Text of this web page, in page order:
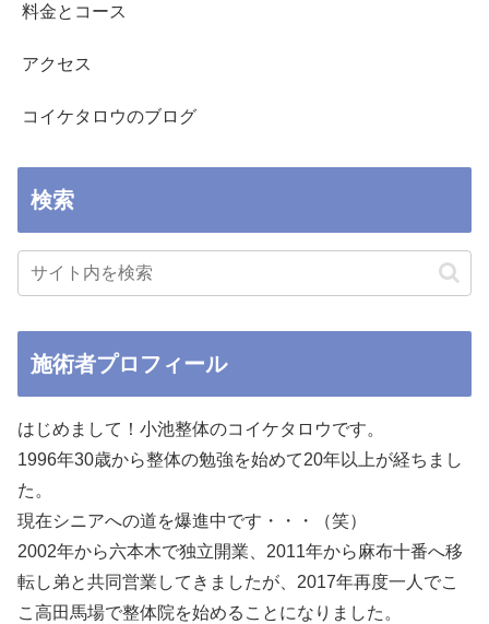
料金とコース
アクセス
コイケタロウのブログ
検索
施術者プロフィール
はじめまして！小池整体のコイケタロウです。
1996年30歳から整体の勉強を始めて20年以上が経ちまし
た。
現在シニアへの道を爆進中です・・・（笑）
2002年から六本木で独立開業、2011年から麻布十番へ移
転し弟と共同営業してきましたが、2017年再度一人でこ
こ高田馬場で整体院を始めることになりました。